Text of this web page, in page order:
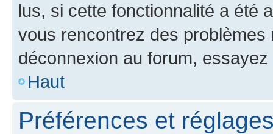
lus, si cette fonctionnalité a été
vous rencontrez des
déconnexion au forum,
Haut
Préférences et